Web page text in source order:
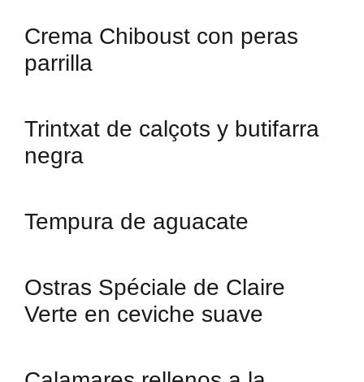
Crema Chiboust con peras
parrilla
Trintxat de calçots y butifarra
negra
Tempura de aguacate
Ostras Spéciale de Claire
Verte en ceviche suave